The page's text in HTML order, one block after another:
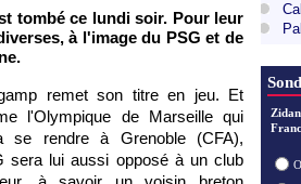
tombé ce lundi soir. Pour leur
à l'image du PSG et de
remet son titre en jeu. Et
l'Olympique de Marseille qui
se rendre à Grenoble (CFA),
sera lui aussi opposé à un club